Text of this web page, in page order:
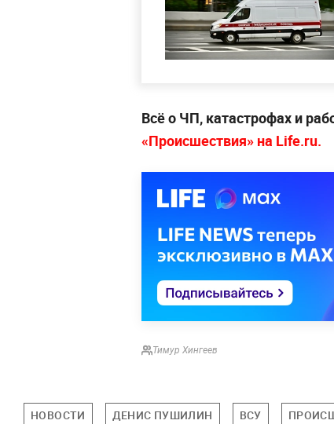
Всё о ЧП, катастрофах и
«Происшествия» на Life.ru.
Тимур Хингеев
НОВОСТИ ДЕНИС ПУШИЛИН ВСУ